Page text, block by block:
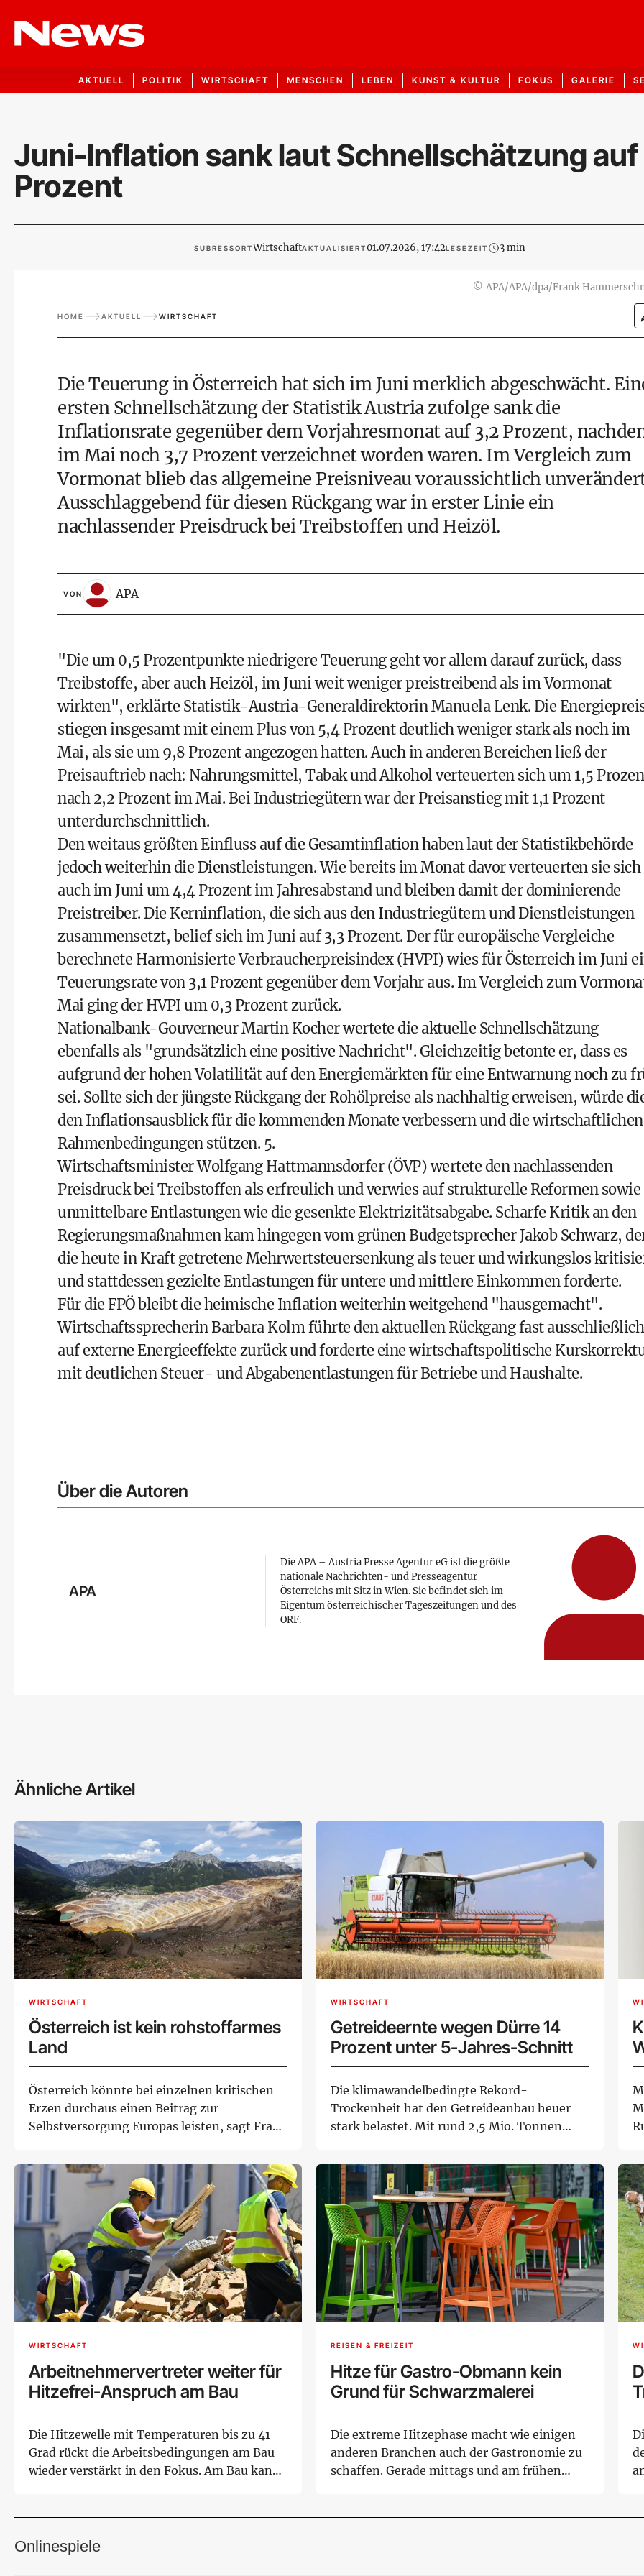
AKTUELL POLITIK WIRTSCHAFT MENSCHEN LEBEN KUNST & KULTUR FOKUS GALERIE
Juni-Inflation sank laut Schnellschätzung
Prozent
SUBRESSORTWirtschaftAKTUALISIERT01.07.2026, 17:42LESEZEIT 3 min
© APA/APA/dpa/Frank
HOME AKTUELL WIRTSCHAFT
Die Teuerung in Österreich hat sich im Juni merklich abgeschwächt.
ersten Schnellschätzung der Statistik Austria zufolge sank die
Inflationsrate gegenüber dem Vorjahresmonat auf 3,2 Prozent,
im Mai noch 3,7 Prozent verzeichnet worden waren. Im Vergleich zum
Vormonat blieb das allgemeine Preisniveau voraussichtlich
Ausschlaggebend für diesen Rückgang war in erster Linie ein
nachlassender Preisdruck bei Treibstoffen und Heizöl.
VON APA
"Die um 0,5 Prozentpunkte niedrigere Teuerung geht vor allem darauf zurück, dass
Treibstoffe, aber auch Heizöl, im Juni weit weniger preistreibend als im Vormonat
wirkten", erklärte Statistik-Austria-Generaldirektorin Manuela Lenk. Die
stiegen insgesamt mit einem Plus von 5,4 Prozent deutlich weniger stark als noch im
Mai, als sie um 9,8 Prozent angezogen hatten. Auch in anderen Bereichen ließ der
Preisauftrieb nach: Nahrungsmittel, Tabak und Alkohol verteuerten sich um 1,5
nach 2,2 Prozent im Mai. Bei Industriegütern war der Preisanstieg mit 1,1 Prozent
unterdurchschnittlich.
Den weitaus größten Einfluss auf die Gesamtinflation haben laut der Statistikbehörde
jedoch weiterhin die Dienstleistungen. Wie bereits im Monat davor verteuerten sie sich
auch im Juni um 4,4 Prozent im Jahresabstand und bleiben damit der dominierende
Preistreiber. Die Kerninflation, die sich aus den Industriegütern und Dienstleistungen
zusammensetzt, belief sich im Juni auf 3,3 Prozent. Der für europäische Vergleiche
berechnete Harmonisierte Verbraucherpreisindex (HVPI) wies für Österreich im Juni
Teuerungsrate von 3,1 Prozent gegenüber dem Vorjahr aus. Im Vergleich zum
Mai ging der HVPI um 0,3 Prozent zurück.
Nationalbank-Gouverneur Martin Kocher wertete die aktuelle Schnellschätzung
ebenfalls als "grundsätzlich eine positive Nachricht". Gleichzeitig betonte er, dass es
aufgrund der hohen Volatilität auf den Energiemärkten für eine Entwarnung noch zu
sei. Sollte sich der jüngste Rückgang der Rohölpreise als nachhaltig erweisen, würde
den Inflationsausblick für die kommenden Monate verbessern und die wirtschaftlichen
Rahmenbedingungen stützen. 5.
Wirtschaftsminister Wolfgang Hattmannsdorfer (ÖVP) wertete den nachlassenden
Preisdruck bei Treibstoffen als erfreulich und verwies auf strukturelle Reformen sowie
unmittelbare Entlastungen wie die gesenkte Elektrizitätsabgabe. Scharfe Kritik an den
Regierungsmaßnahmen kam hingegen vom grünen Budgetsprecher Jakob Schwarz,
die heute in Kraft getretene Mehrwertsteuersenkung als teuer und wirkungslos
und stattdessen gezielte Entlastungen für untere und mittlere Einkommen forderte.
Für die FPÖ bleibt die heimische Inflation weiterhin weitgehend "hausgemacht".
Wirtschaftssprecherin Barbara Kolm führte den aktuellen Rückgang fast ausschließlich
auf externe Energieeffekte zurück und forderte eine wirtschaftspolitische
mit deutlichen Steuer- und Abgabenentlastungen für Betriebe und Haushalte.
Über die Autoren
APA
Die APA – Austria Presse Agentur eG ist die größte
nationale Nachrichten- und Presseagentur
Österreichs mit Sitz in Wien. Sie befindet sich im
Eigentum österreichischer Tageszeitungen und des
ORF.
Ähnliche Artikel
WIRTSCHAFT
Österreich ist kein rohstoffarmes
Land
Österreich könnte bei einzelnen kritischen
Erzen durchaus einen Beitrag zur
Selbstversorgung Europas leisten, sagt Frank
WIRTSCHAFT
Getreideernte wegen Dürre 14
Prozent unter 5-Jahres-Schnitt
Die klimawandelbedingte Rekord-
Trockenheit hat den Getreideanbau heuer
stark belastet. Mit rund 2,5 Mio. Tonnen
WIRTSCHAFT
Arbeitnehmervertreter weiter für
Hitzefrei-Anspruch am Bau
Die Hitzewelle mit Temperaturen bis zu 41
Grad rückt die Arbeitsbedingungen am Bau
wieder verstärkt in den Fokus. Am Bau kann
REISEN & FREIZEIT
Hitze für Gastro-Obmann kein
Grund für Schwarzmalerei
Die extreme Hitzephase macht wie einigen
anderen Branchen auch der Gastronomie zu
schaffen. Gerade mittags und am frühen
Onlinespiele